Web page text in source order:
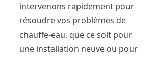
intervenons rapidement pour
résoudre vos problèmes de
chauffe-eau, que ce soit pour
une installation neuve ou pour